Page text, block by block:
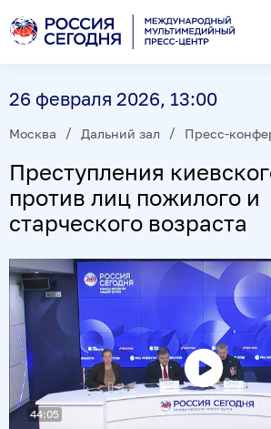
26 февраля 2026, 13:00
Москва Дальний зал Пресс-
Преступления
против лиц пожилого и
старческого возраста
Воспроизвести
видео
44:05